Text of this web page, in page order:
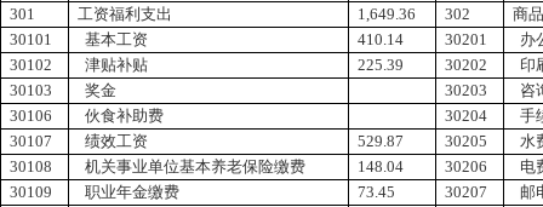
301
工资福利支出 1,649.36 302
商
30101
基本工资 410.14 30201
办
30102
津贴补贴 225.39 30202
印
30103
奖金 30203
咨
30106
伙食补助费 30204
手
30107
绩效工资 529.87 30205
水
30108
机关事业单位基本养老保险缴费 148.04 30206
电
30109
职业年金缴费 73.45 30207
邮